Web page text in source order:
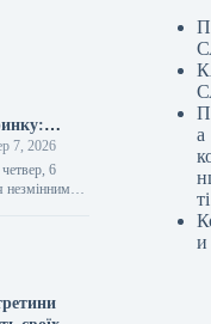
–
7, 2026
6
незмінним
на 1
копійки…
а
ті
и